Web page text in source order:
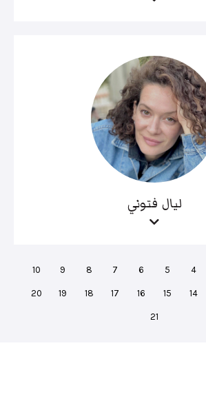
ليال فتوني
4
5
6
7
8
9
10
14
15
16
17
18
19
20
21